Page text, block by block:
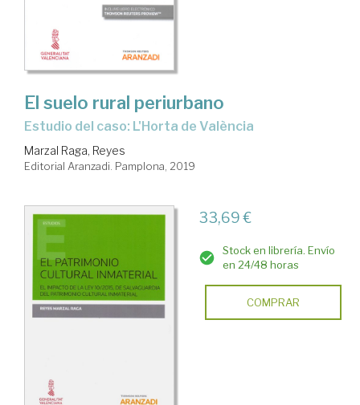
El suelo rural periurbano
estudio del caso: L'Horta de València
Marzal Raga, Reyes
Editorial Aranzadi. Pamplona, 2019
33,69 €
Stock en librería. Envío
en 24/48 horas
COMPRAR